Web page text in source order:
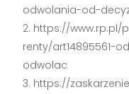
odwolania-od-
https://
renty/art14895561-
odwolac
https://